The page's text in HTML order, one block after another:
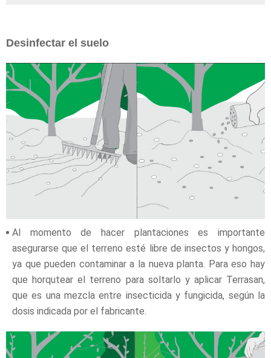
Desinfectar el suelo
Al momento de hacer plantaciones es importante
asegurarse que el terreno esté libre de insectos y hongos,
ya que pueden contaminar a la nueva planta. Para eso hay
que horqutear el terreno para soltarlo y aplicar Terrasan,
que es una mezcla entre insecticida y fungicida, según la
dosis indicada por el fabricante.